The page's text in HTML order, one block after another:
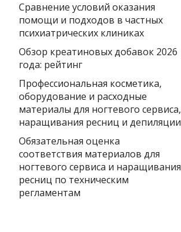
Сравнение условий оказания
помощи и подходов в частных
психиатрических клиниках
Обзор креатиновых добавок 2026
года: рейтинг
Профессиональная косметика,
оборудование и расходные
материалы для ногтевого сервиса,
наращивания ресниц и депиляции
Обязательная оценка
соответствия материалов для
ногтевого сервиса и наращивания
ресниц по техническим
регламентам